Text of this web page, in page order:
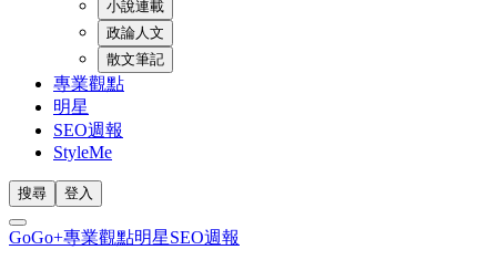
小說連載
政論人文
散文筆記
專業觀點
明星
SEO週報
StyleMe
搜尋 登入
GoGo+專業觀點明星SEO週報